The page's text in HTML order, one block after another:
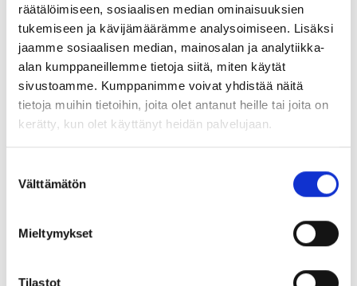
räätälöimiseen, sosiaalisen median ominaisuuksien
tukemiseen ja kävijämäärämme analysoimiseen. Lisäksi
jaamme sosiaalisen median, mainosalan ja analytiikka-
alan kumppaneillemme tietoja siitä, miten käytät
sivustoamme. Kumppanimme voivat yhdistää näitä
tietoja muihin tietoihin, joita olet antanut heille tai joita on
kerätty, kun olet käyttänyt heidän palvelujaan.
valinta
Välttämätön
Mieltymykset
Tilastot
Whistleblowing
epäsäännöllisyydet havaitaan ja korjataan